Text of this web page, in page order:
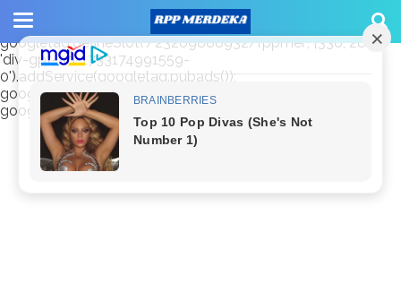
window.googletag = window.googletag || {cmd: []};
googletag.cmd.push(function() {
googletag.defineSlot('/23209888932/rppmer', [336, 280],
'div-gpt-ad-1733174991559-
0').addService(googletag.pubads());
googletag.pubads().enableSingleRequest();
googletag.enableServices(); });